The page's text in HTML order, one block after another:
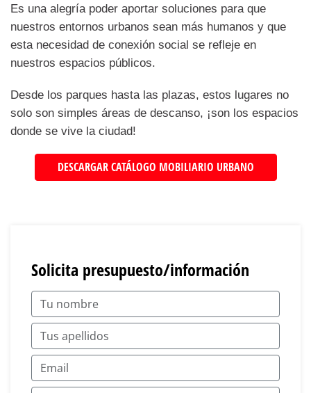
Es una alegría poder aportar soluciones para que
nuestros entornos urbanos sean más humanos y que
esta necesidad de conexión social se refleje en
nuestros espacios públicos.
Desde los parques hasta las plazas, estos lugares no
solo son simples áreas de descanso, ¡son los espacios
donde se vive la ciudad!
DESCARGAR CATÁLOGO MOBILIARIO URBANO
Solicita presupuesto/información